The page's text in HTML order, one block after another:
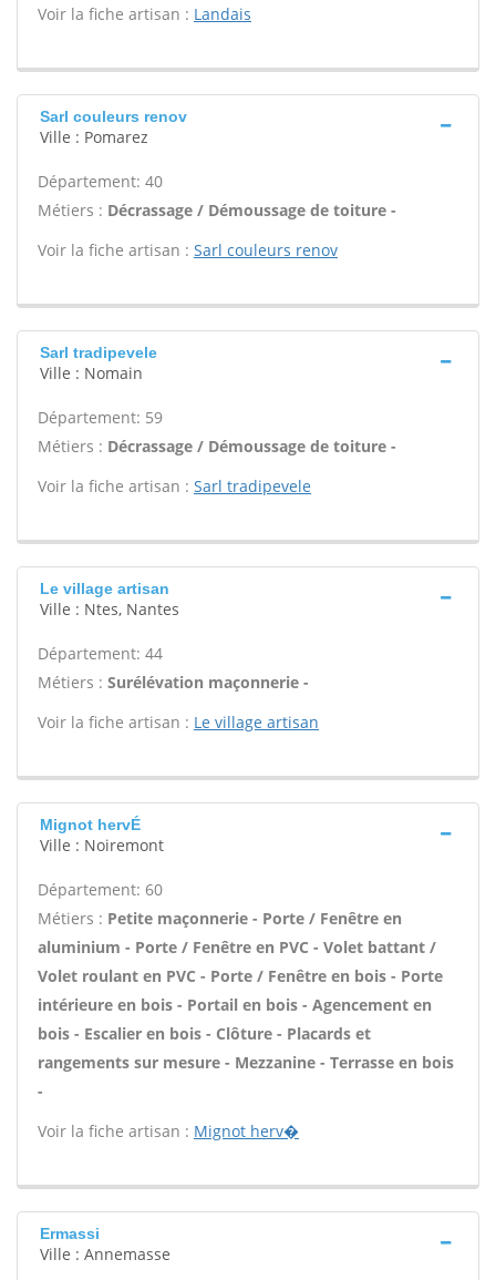
Voir la fiche artisan : Landais
Sarl couleurs renov
Ville : Pomarez
Département: 40
Métiers : Décrassage / Démoussage de toiture -
Voir la fiche artisan : Sarl couleurs renov
Sarl tradipevele
Ville : Nomain
Département: 59
Métiers : Décrassage / Démoussage de toiture -
Voir la fiche artisan : Sarl tradipevele
Le village artisan
Ville : Ntes, Nantes
Département: 44
Métiers : Surélévation maçonnerie -
Voir la fiche artisan : Le village artisan
Mignot hervÉ
Ville : Noiremont
Département: 60
Métiers : Petite maçonnerie - Porte / Fenêtre en
aluminium - Porte / Fenêtre en PVC - Volet battant /
Volet roulant en PVC - Porte / Fenêtre en bois - Porte
intérieure en bois - Portail en bois - Agencement en
bois - Escalier en bois - Clôture - Placards et
rangements sur mesure - Mezzanine - Terrasse en bois
-
Voir la fiche artisan : Mignot herv�
Ermassi
Ville : Annemasse